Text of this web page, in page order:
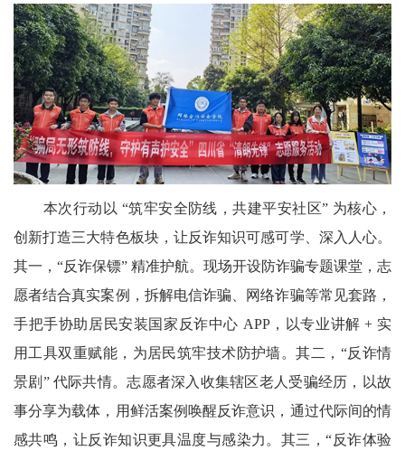
育
关
工
委
讯
四
川
老
协
旅
本次行动以 “筑牢安全防线，共建平安社区” 为核心，
创新打造三大特色板块，让反诈知识可感可学、深入人心。
其一，“反诈保镖” 精准护航。现场开设防诈骗专题课堂，志
愿者结合真实案例，拆解电信诈骗、网络诈骗等常见套路，
手把手协助居民安装国家反诈中心 APP，以专业讲解 + 实
用工具双重赋能，为居民筑牢技术防护墙。其二，“反诈情
景剧” 代际共情。志愿者深入收集辖区老人受骗经历，以故
事分享为载体，用鲜活案例唤醒反诈意识，通过代际间的情
感共鸣，让反诈知识更具温度与感染力。其三，“反诈体验